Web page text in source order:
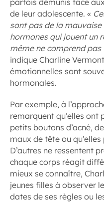
de leur adolescente. «
sont pas de la
hormones qui jouent un
même ne comprend
indique Charline
émotionnelles sont
hormonales.
Par exemple, à
remarquent qu’elles ont
petits boutons d’acné,
maux de tête ou
D’autres ne ressentent
chaque corps réagit
mieux se connaître,
jeunes filles à observer
dates de ses règles ou